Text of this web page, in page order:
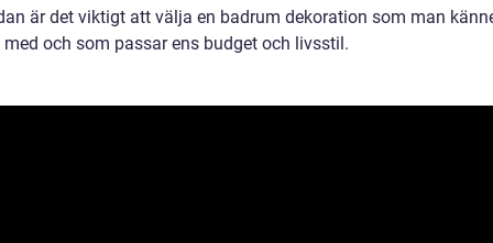
är det viktigt att välja en badrum dekoration som man
och som passar ens budget och livsstil.